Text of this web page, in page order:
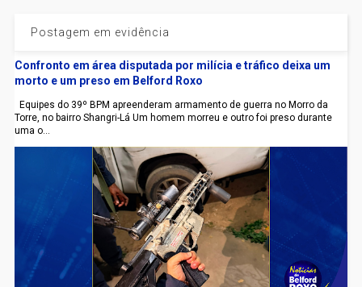
Postagem em evidência
Confronto em área disputada por milícia e tráfico deixa um
morto e um preso em Belford Roxo
Equipes do 39º BPM apreenderam armamento de guerra no Morro da
Torre, no bairro Shangri-Lá Um homem morreu e outro foi preso durante
uma o...